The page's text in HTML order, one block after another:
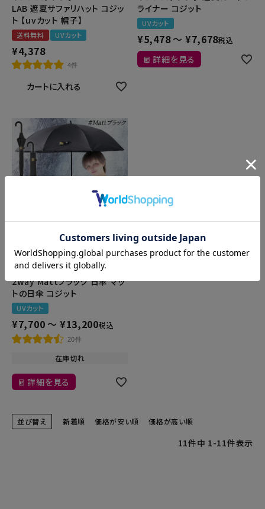
LAB 遮夏サファリハット コジッ
ト 【uvカット 帽子】
送料無料 UVカット
¥4,378
4件
カートに入れる
ライナー コジット
UVカット
¥5,478〜 ¥7,678税込
詳細を見る
ブロックラボ Sun Block Lab
遮夏クール晴雨兼用傘 2段
2way Mattブラック 日傘 マッ
トの日傘 コジット
UVカット
¥7,700 〜 ¥13,200税込
20件
在庫切れ
詳細を見る
並び替え 新着順 価格が安い順 価格が高い順
11件中 1-11件表示